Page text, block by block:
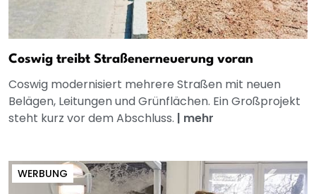
Coswig treibt Straßenerneuerung voran
Coswig modernisiert mehrere Straßen mit neuen
Belägen, Leitungen und Grünflächen. Ein Großprojekt
steht kurz vor dem Abschluss. | mehr
WERBUNG